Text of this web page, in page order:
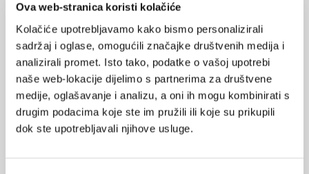
Ova web-stranica koristi kolačiće
Kolačiće upotrebljavamo kako bismo personalizirali
sadržaj i oglase, omogućili značajke društvenih medija i
analizirali promet. Isto tako, podatke o vašoj upotrebi
naše web-lokacije dijelimo s partnerima za društvene
medije, oglašavanje i analizu, a oni ih mogu kombinirati s
drugim podacima koje ste im pružili ili koje su prikupili
dok ste upotrebljavali njihove usluge.
pomoći?
Terapijske preporuke
formulirali su neurolozi u
suradnji sa psihijatrima i
takav se multidisciplinarni
pristup uvijek preporuča u
Da, sniženo
raspoloženje,
anksioznost i depresija
često se susreću kod
pacijenata s PB-om. S
jedne strane, ti su